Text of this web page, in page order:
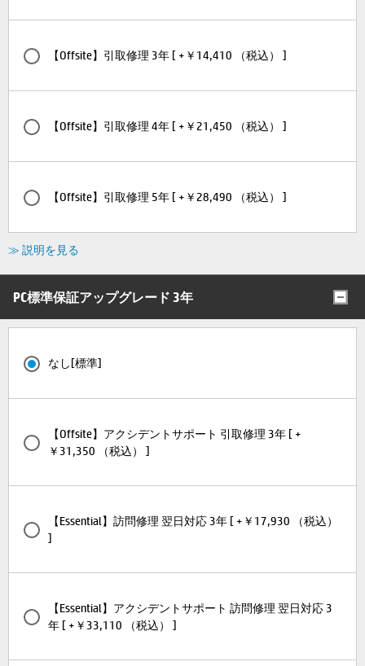
【Offsite】引取修理 3年 [ +￥14,410 （税込） ]
【Offsite】引取修理 4年 [ +￥21,450 （税込） ]
【Offsite】引取修理 5年 [ +￥28,490 （税込） ]
≫ 説明を見る
PC標準保証アップグレード 3年
なし[標準]
【Offsite】アクシデントサポート 引取修理 3年 [ +
￥31,350 （税込） ]
【Essential】訪問修理 翌日対応 3年 [ +￥17,930 （税込）
]
【Essential】アクシデントサポート 訪問修理 翌日対応 3
年 [ +￥33,110 （税込） ]